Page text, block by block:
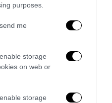
purposes.
me
storage
on web or
storage